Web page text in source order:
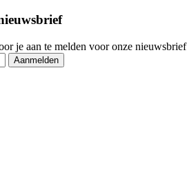
je aan te melden voor onze nieuwsbrief
Aanmelden